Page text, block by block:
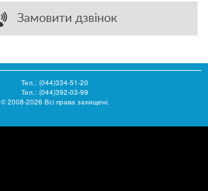
Замовити дзвінок
Тел.: (044)334-51-20
Тел.: (044)392-03-99
© 2008-2026 Всі права захищені.